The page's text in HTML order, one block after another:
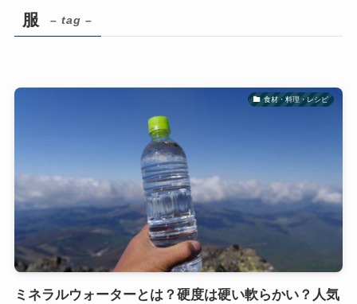
服 – tag –
食材・料理・レシピ
ミネラルウォーターとは？硬度は硬い軟らかい？人気